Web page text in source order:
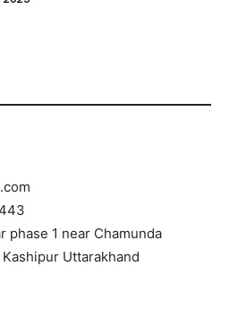
phase 1 near Chamunda
Uttarakhand